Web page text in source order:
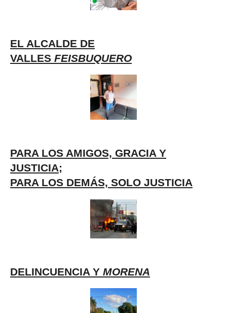
EL ALCALDE DE
VALLES FEISBUQUERO
PARA LOS AMIGOS, GRACIA Y
JUSTICIA;
PARA LOS DEMÁS, SOLO JUSTICIA
DELINCUENCIA Y MORENA